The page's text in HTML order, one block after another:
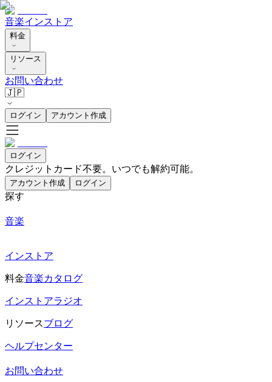
音楽インストア
料金
リソース
お問い合わせ
🇯🇵
ログイン アカウント作成
ログイン
クレジットカード不要。いつでも解約可能。
アカウント作成 ログイン
探す
音楽
インストア
料金音楽カタログ
インストアラジオ
リソースブログ
ヘルプセンター
お問い合わせ